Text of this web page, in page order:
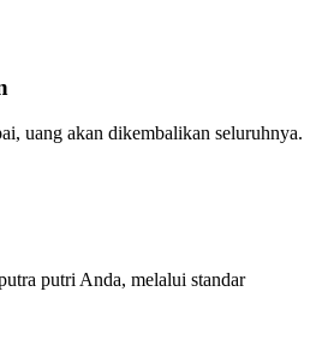
uang akan dikembalikan seluruhnya.
putri Anda, melalui standar